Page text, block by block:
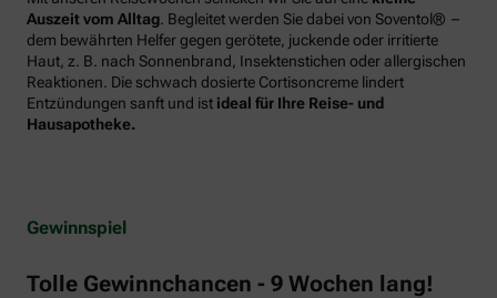
Auszeit vom Alltag . Begleitet werden Sie dabei von Soventol® –
dem bewährten Helfer gegen gerötete, juckende oder irritierte
Haut, z. B. nach Sonnenbrand, Insektenstichen oder allergischen
Reaktionen. Die schwach dosierte Cortisoncreme lindert
Entzündungen sanft und ist ideal für Ihre Reise- und
Hausapotheke.
Gewinnspiel
Tolle Gewinnchancen - 9 Wochen lang!